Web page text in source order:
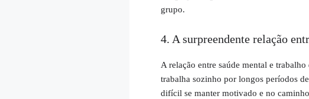
grupo.
4. A surpreendente relação
A relação entre saúde mental e
trabalha sozinho por longos períodos
difícil se manter motivado e no